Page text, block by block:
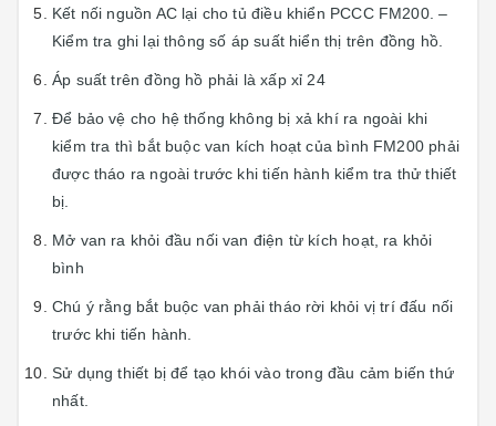
Kết nối nguồn AC lại cho tủ điều khiển PCCC FM200. –
Kiểm tra ghi lại thông số áp suất hiển thị trên đồng hồ.
Áp suất trên đồng hồ phải là xấp xỉ 24
Để bảo vệ cho hệ thống không bị xả khí ra ngoài khi
kiểm tra thì bắt buộc van kích hoạt của bình FM200 phải
được tháo ra ngoài trước khi tiến hành kiểm tra thử thiết
bị.
Mở van ra khỏi đầu nối van điện từ kích hoạt, ra khỏi
bình
Chú ý rằng bắt buộc van phải tháo rời khỏi vị trí đấu nối
trước khi tiến hành.
Sử dụng thiết bị để tạo khói vào trong đầu cảm biến thứ
nhất.